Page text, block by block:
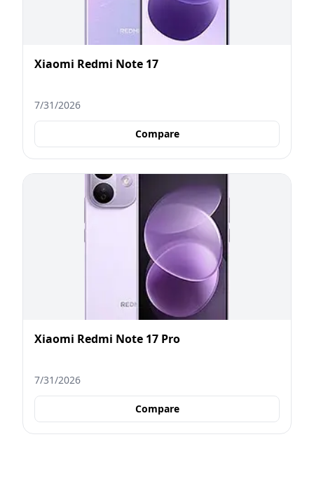
Xiaomi Redmi Note 17
7/31/2026
Compare
Xiaomi Redmi Note 17 Pro
7/31/2026
Compare